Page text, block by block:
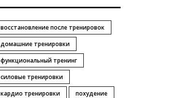
восстановление после тренировок
домашние тренировки
функциональный тренинг
силовые тренировки
кардио тренировки
похудение